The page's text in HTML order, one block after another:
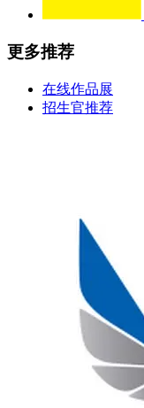
更多推荐
在线作品展
招生官推荐